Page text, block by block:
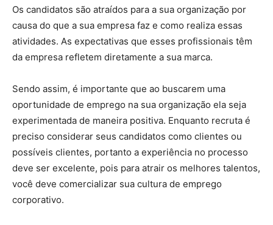
Os candidatos são atraídos para a sua organização por
causa do que a sua empresa faz e como realiza essas
atividades. As expectativas que esses profissionais têm
da empresa refletem diretamente a sua marca.
Sendo assim, é importante que ao buscarem uma
oportunidade de emprego na sua organização ela seja
experimentada de maneira positiva. Enquanto recruta é
preciso considerar seus candidatos como clientes ou
possíveis clientes, portanto a experiência no processo
deve ser excelente, pois para atrair os melhores talentos,
você deve comercializar sua cultura de emprego
corporativo.